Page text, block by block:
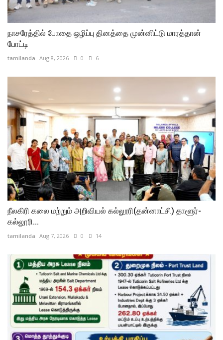
நாசரேத்தில் போதை ஒழிப்பு தினத்தை முன்னிட்டு மாரத்தான்
போட்டி
tamilanda Aug 8, 2026 0 6
நீலகிரி கலை மற்றும் அறிவியல் கல்லூரி(தன்னாட்சி) தாளூர்-
கல்லூரி...
tamilanda Aug 7, 2026 0 14